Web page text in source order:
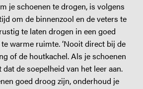
je schoenen te drogen, is volgens
om de binnenzool en de veters te
te laten drogen in een goed
warme ruimte. ‘Nooit direct bij de
of de houtkachel. Als je schoenen
de soepelheid van het leer aan.
goed droog zijn, onderhoud je